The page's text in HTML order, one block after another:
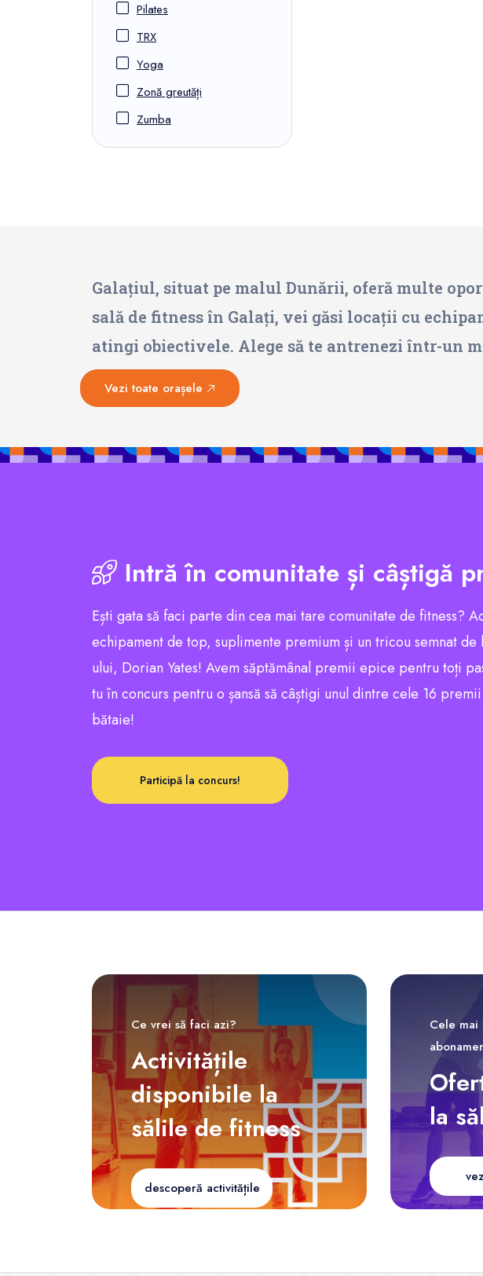
Pilates
TRX
Yoga
Zonă greutăți
Zumba
Galațiul, situat pe malul Dunării, oferă multe
sală de fitness în Galați, vei găsi locații cu
atingi obiectivele. Alege să te antrenezi într-un
Vezi toate orașele
Intră în comunitate și câștigă
Ești gata să faci parte din cea mai tare comunitate de fitness?
echipament de top, suplimente premium și un tricou semnat
ului, Dorian Yates! Avem săptămânal premii epice pentru toți
tu în concurs pentru o șansă să câștigi unul dintre cele 16
bătaie!
Participă la concurs!
Ce vrei să faci azi?
Activitățile
disponibile la
sălile de fitness
descoperă activitățile
Cele
la